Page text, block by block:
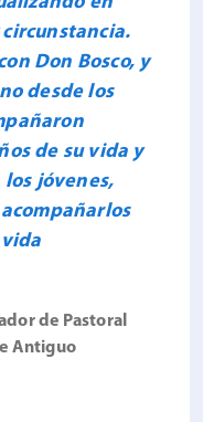
Don Bosco, y
desde los
de su vida y
jóvenes,
de Pastoral
Antiguo